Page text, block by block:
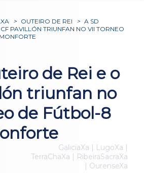
> OUTEIRO DE REI > A SD
PAVILLÓN TRIUNFAN NO VII TORNEO
de Rei e o
triunfan no
de Fútbol-8
GaliciaXa | LugoXa |
TerraChaXa | RibeiraSacraXa
| OurenseXa